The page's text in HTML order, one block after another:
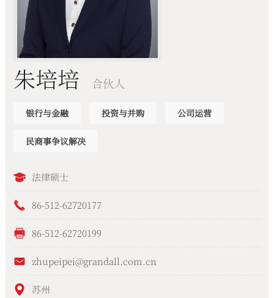
朱培培 合伙人
银行与金融 投资与并购 公司运营
民商事争议解决
法律硕士
86-512-62720177
86-512-62720199
zhupeipei@grandall.com.cn
苏州